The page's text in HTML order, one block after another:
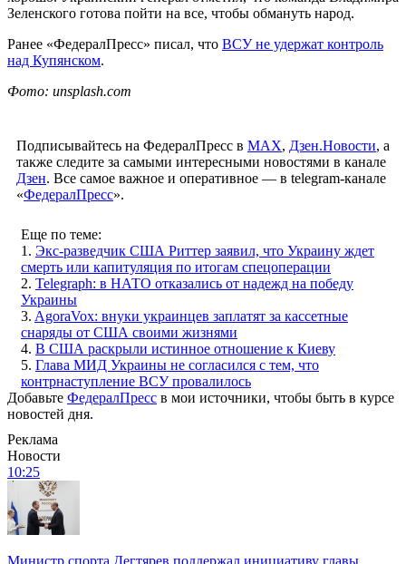
Зеленского готова пойти на все, чтобы обмануть народ.
Ранее «ФедералПресс» писал, что ВСУ не удержат контроль
над Купянском.
Фото: unsplash.com
Подписывайтесь на ФедералПресс в МАХ, Дзен.Новости, а
также следите за самыми интересными новостями в канале
Дзен. Все самое важное и оперативное — в telegram-канале
«ФедералПресс».
Еще по теме:
1. Экс-разведчик США Риттер заявил, что Украину ждет
смерть или капитуляция по итогам спецоперации
2. Telegraph: в НАТО отказались от надежд на победу
Украины
3. AgoraVox: внуки украинцев заплатят за кассетные
снаряды от США своими жизнями
4. В США раскрыли истинное отношение к Киеву
5. Глава МИД Украины не согласился с тем, что
контрнаступление ВСУ провалилось
Добавьте ФедералПресс в мои источники, чтобы быть в курсе
новостей дня.
Реклама
Новости
10:25
Министр спорта Дегтярев поддержал инициативу главы